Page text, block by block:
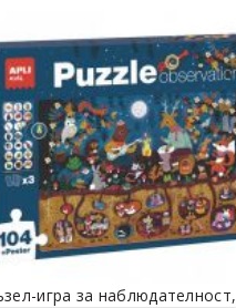
игра за наблюдателност,